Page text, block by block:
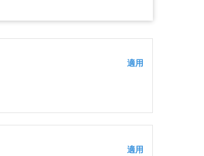
適用
適用